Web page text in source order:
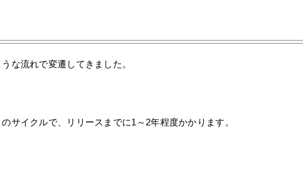
な流れで変遷してきました。
イクルで、リリースまでに1～2年程度かかります。